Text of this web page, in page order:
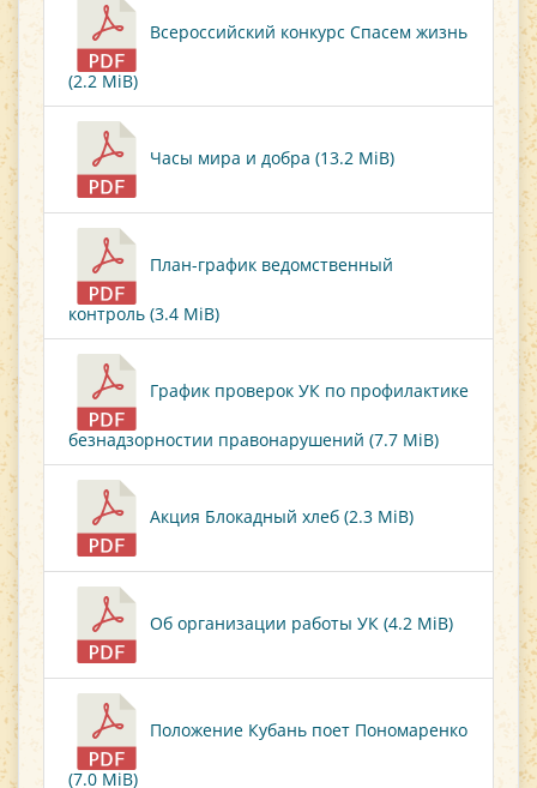
Всероссийский конкурс Спасем жизнь
(2.2 MiB)
Часы мира и добра (13.2 MiB)
План-график ведомственный
контроль (3.4 MiB)
График проверок УК по профилактике
безнадзорностии правонарушений (7.7 MiB)
Акция Блокадный хлеб (2.3 MiB)
Об организации работы УК (4.2 MiB)
Положение Кубань поет Пономаренко
(7.0 MiB)